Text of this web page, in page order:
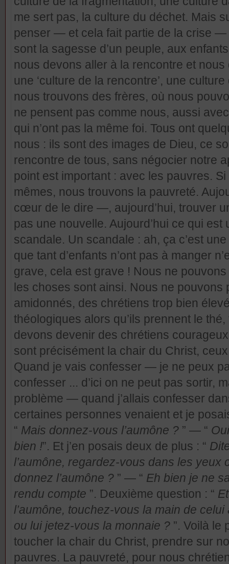
me sert pas, la culture du déchet. Mais
penser — et cela fait partie de la crise
sont la sagesse d’un peuple, aux
nous devons aller à la rencontre et
une ‘culture de la rencontre’, une
nous trouvons des frères, où nous
ne pensent pas comme nous, aussi
qui n’ont pas la même foi. Tous ont
nous : ils sont des images de Dieu, ce
rencontre de tous, sans négocier notre
point est important : avec les pauvres.
mêmes, nous trouvons la pauvreté.
cœur de le dire —, aujourd’hui, trouver
pas une nouvelle. Aujourd’hui ce qui
scandale. Un scandale : ah, ça c’est
que tant d’enfants n’ont pas à manger
grave, cela est grave ! Nous ne
les choses sont ainsi. Nous ne pouvons
amidonnés, des chrétiens trop bien
théologiques alors qu’ils prennent le
devons devenir des chrétiens
sont précisément la chair du Christ,
Quand je vais confesser — je ne peux
confesser ... d’ici on ne peut pas sortir,
problème — quand j’allais confesser
certaines personnes venaient et je
“ Mais donnez-vous l’aumône ? ” — “
bien !”. Et j’en posais deux de plus : “
l’aumône, regardez-vous dans les yeux
donnez l’aumône ? ” — “ Eh bien je ne
rendu compte ”. Deuxième question : “
l’aumône, touchez-vous la main de
ou lui jetez-vous la monnaie ? ”. Voilà le
toucher la chair du Christ, prendre sur
pauvres. La pauvreté, pour nous